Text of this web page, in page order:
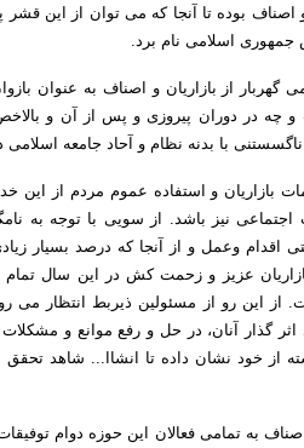
اصناف بوده تا آنجا که می توان از این قشر
جمهوری اسلامی نام برد
گهربار از بازاریان و اصناف به عنوان
و چه در دوران پیروزی و پس از آن و
ناگسستنی با بدنه نظام و آحاد جامعه اسلامی
بازاریان و استفاده عموم مردم از این
اجتماعی نیز باشد از سویی با توجه به
اقدام وعمل و از آنجا که درصد بسیار
عزیز و زحمت کش در این سال تمام
. از این رو از مسئولین ذیربط انتظار می
اثر گذار آنان، در حل و رفع موانع و مشکلات
از خود نشان داده تا انشاا شاهد تحقق
به تمامی فعالان این حوزه دوام